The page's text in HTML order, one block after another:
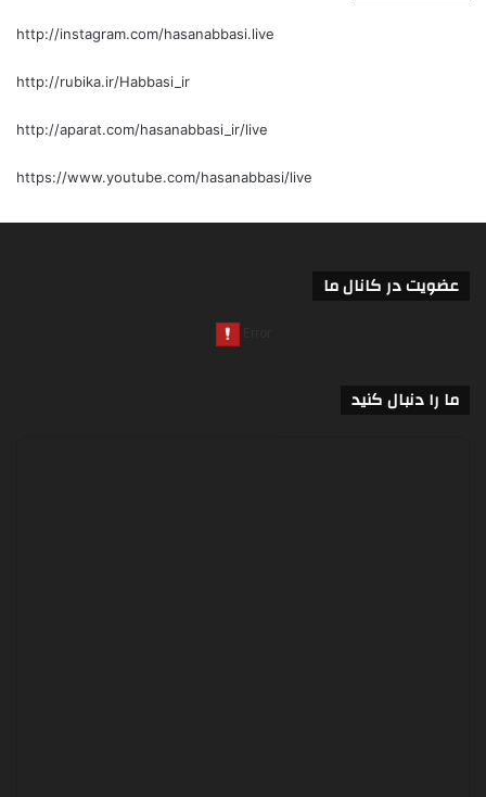
http://instagram.com/hasanabbasi.live
http://rubika.ir/Habbasi_ir
http://aparat.com/hasanabbasi_ir/live
https://www.youtube.com/hasanabbasi/live
عضویت در کانال ما
ما را دنبال کنید